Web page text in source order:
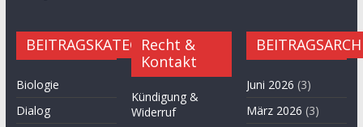
BEITRAGSKATEGORIEN
Biologie
Dialog
Recht &
Kontakt
Kündigung &
Widerruf
Juni 2026 (3)
März 2026 (3)